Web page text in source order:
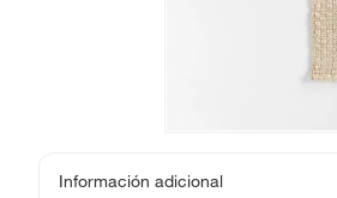
Información adicional